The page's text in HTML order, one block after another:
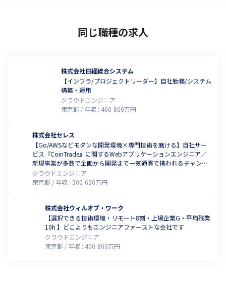
同じ職種の求人
株式会社日経統合システム
【インフラ/プロジェクトリーダー】自社勤務/システム
構築・運用
クラウドエンジニア
東京都
年収 : 460-800万円
株式会社セレス
【Go/AWSなどモダンな開発環境×専門技術を磨ける】自社サー
ビス『CoinTrade』に関するWebアプリケーションエンジニア／
新規事業が多数で企画から開発まで一気通貫で携われるチャンス
があります
クラウドエンジニア
東京都
年収 : 500-650万円
株式会社ウィルオブ・ワーク
【選択できる技術環境・リモート8割・上場企業G・平均残業
10h 】どこよりもエンジニアファーストな会社です
クラウドエンジニア
東京都
年収 : 400-800万円